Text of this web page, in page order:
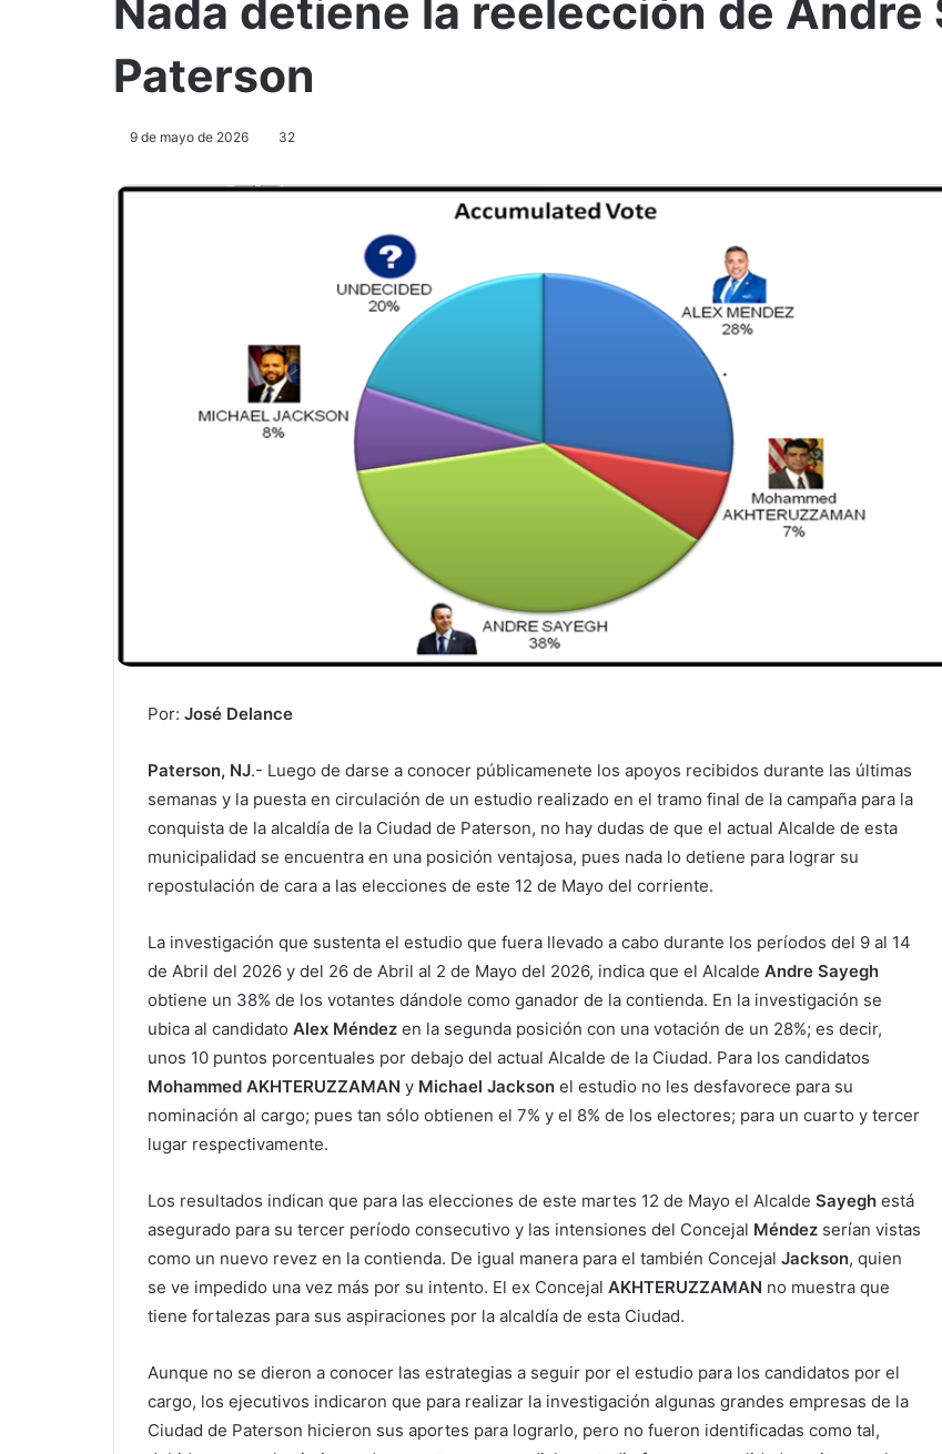
Nada detiene la reelección de Andre
Paterson
9 de mayo de 2026 32
Por: José Delance
Paterson, NJ.- Luego de darse a conocer públicamenete los apoyos recibidos durante las últimas
semanas y la puesta en circulación de un estudio realizado en el tramo final de la campaña para la
conquista de la alcaldía de la Ciudad de Paterson, no hay dudas de que el actual Alcalde de esta
municipalidad se encuentra en una posición ventajosa, pues nada lo detiene para lograr su
repostulación de cara a las elecciones de este 12 de Mayo del corriente.
La investigación que sustenta el estudio que fuera llevado a cabo durante los períodos del 9 al 14
de Abril del 2026 y del 26 de Abril al 2 de Mayo del 2026, indica que el Alcalde Andre Sayegh
obtiene un 38% de los votantes dándole como ganador de la contienda. En la investigación se
ubica al candidato Alex Méndez en la segunda posición con una votación de un 28%; es decir,
unos 10 puntos porcentuales por debajo del actual Alcalde de la Ciudad. Para los candidatos
Mohammed AKHTERUZZAMAN y Michael Jackson el estudio no les desfavorece para su
nominación al cargo; pues tan sólo obtienen el 7% y el 8% de los electores; para un cuarto y tercer
lugar respectivamente.
Los resultados indican que para las elecciones de este martes 12 de Mayo el Alcalde Sayegh está
asegurado para su tercer período consecutivo y las intensiones del Concejal Méndez serían vistas
como un nuevo revez en la contienda. De igual manera para el también Concejal Jackson, quien
se ve impedido una vez más por su intento. El ex Concejal AKHTERUZZAMAN no muestra que
tiene fortalezas para sus aspiraciones por la alcaldía de esta Ciudad.
Aunque no se dieron a conocer las estrategias a seguir por el estudio para los candidatos por el
cargo, los ejecutivos indicaron que para realizar la investigación algunas grandes empresas de la
Ciudad de Paterson hicieron sus aportes para lograrlo, pero no fueron identificadas como tal,